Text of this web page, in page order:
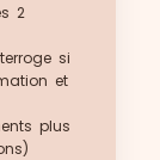
2
si
et
plus